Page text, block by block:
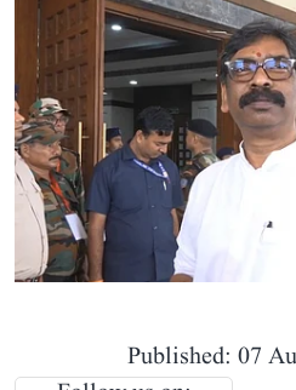
Published: 07